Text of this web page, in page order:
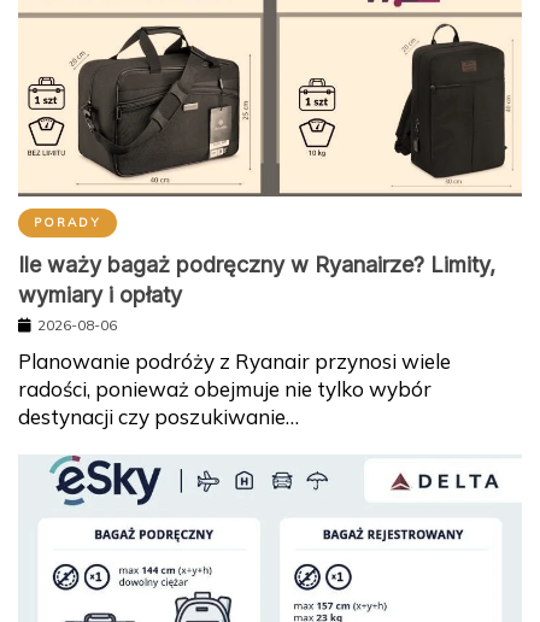
PORADY
Ile waży bagaż podręczny w Ryanairze? Limity,
wymiary i opłaty
2026-08-06
Planowanie podróży z Ryanair przynosi wiele
radości, ponieważ obejmuje nie tylko wybór
destynacji czy poszukiwanie…